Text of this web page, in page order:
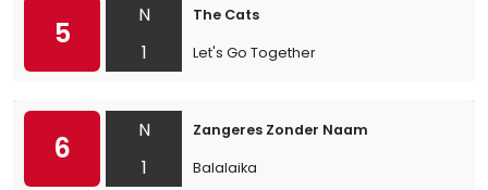
5
N
1
The Cats
Let's Go Together
6
N
1
Zangeres Zonder Naam
Balalaika